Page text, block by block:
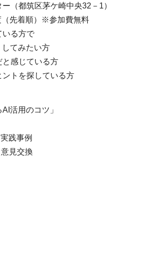
（都筑区茅ケ崎中央32－1）
（先着順）※参加費無料
る方で
てみたい方
感じている方
トを探している方
活用のコツ」
践事例
見交換